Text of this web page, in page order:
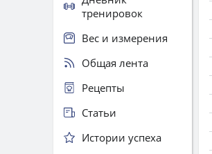
тренировок
Вес и измерения
Общая лента
Рецепты
Статьи
Истории успеха